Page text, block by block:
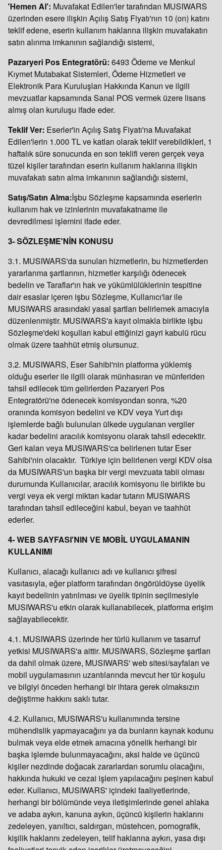
'Hemen Al': Muvafakat Edilen'ler tarafından MUSIWARS
üzerinden esere ilişkin Açılış Satış Fiyatı'nın 10 (on) katını
teklif edene, eserin kullanım haklarına ilişkin muvafakatın
satın alınma imkanının sağlandığı sistemi,
Pazaryeri Pos Entegratörü: 6493 Ödeme ve Menkul
Kıymet Mutabakat Sistemleri, Ödeme Hizmetleri ve
Elektronik Para Kuruluşları Hakkında Kanun ve ilgili
mevzuatlar kapsamında Sanal POS vermek üzere lisans
almış olan kuruluşu ifade eder.
Teklif Ver: Eserler'in Açılış Satış Fiyatı'na Muvafakat
Edilen'lerin 1.000 TL ve katları olarak teklif verebildikleri, 1
haftalık süre sonucunda en son teklifi veren gerçek veya
tüzel kişiler tarafından eserin kullanım haklarına ilişkin
muvafakatı satın alma imkanının sağlandığı sistemi,
Satış/Satın Alma:İşbu Sözleşme kapsamında eserlerin
kullanım hak ve izinlerinin muvafakatname ile
devredilmesi işlemini ifade eder.
3- SÖZLEŞME'NİN KONUSU
3.1. MUSIWARS'da sunulan hizmetlerin, bu hizmetlerden
yararlanma şartlarının, hizmetler karşılığı ödenecek
bedelin ve Taraflar'ın hak ve yükümlülüklerinin tespitine
dair esaslar içeren işbu Sözleşme, Kullanıcı'lar ile
MUSIWARS arasındaki yasal şartları belirlemek amacıyla
düzenlenmiştir. MUSIWARS'a kayıt olmakla birlikte işbu
Sözleşme'deki koşulları kabul ettiğinizi gayri kabulü rücu
olmak üzere taahhüt etmiş olursunuz.
3.2. MUSIWARS, Eser Sahibi'nin platforma yüklemiş
olduğu eserler ile ilgili olarak münhasıran ve münferiden
tahsil edilecek tüm gelirlerden Pazaryeri Pos
Entegratörü'ne ödenecek komisyondan sonra, %20
oranında komisyon bedelini ve KDV veya Yurt dışı
işlemlerde bağlı bulunulan ülkede uygulanan vergiler
kadar bedelini aracılık komisyonu olarak tahsil edecektir.
Geri kalan veya MUSIWARS'ca belirlenen tutar Eser
Sahibi'nin olacaktır. Türkiye için belirlenen vergi KDV olsa
da MUSIWARS'un başka bir vergi mevzuata tabii olması
durumunda Kullanıcılar, aracılık komisyonu ile birlikte bu
vergi veya ek vergi miktarı kadar tutarın MUSIWARS
tarafından tahsil edileceğini kabul, beyan ve taahhüt
ederler.
4- WEB SAYFASI'NIN VE MOBİL UYGULAMANIN
KULLANIMI
Kullanıcı, alacağı kullanıcı adı ve kullanıcı şifresi
vasıtasıyla, eğer platform tarafından öngörüldüyse üyelik
kayıt bedelinin yatırılması ve üyelik tipinin seçilmesiyle
MUSIWARS'u etkin olarak kullanabilecek, platforma erişim
sağlayabilecektir.
4.1. MUSIWARS üzerinde her türlü kullanım ve tasarruf
yetkisi MUSIWARS'a aittir. MUSIWARS, Sözleşme şartları
da dahil olmak üzere, MUSIWARS' web sitesi/sayfaları ve
mobil uygulamasının uzantılarında mevcut her tür koşulu
ve bilgiyi önceden herhangi bir ihtara gerek olmaksızın
değiştirme hakkını saklı tutar.
4.2. Kullanıcı, MUSIWARS'u kullanımında tersine
mühendislik yapmayacağını ya da bunların kaynak kodunu
bulmak veya elde etmek amacına yönelik herhangi bir
başka işlemde bulunmayacağını, aksi halde ve üçüncü
kişiler nezdinde doğacak zararlardan sorumlu olacağını,
hakkında hukuki ve cezai işlem yapılacağını peşinen kabul
eder. Kullanıcı, MUSIWARS' içindeki faaliyetlerinde,
herhangi bir bölümünde veya iletişimlerinde genel ahlaka
ve adaba aykırı, kanuna aykırı, üçüncü kişilerin haklarını
zedeleyen, yanıltıcı, saldırgan, müstehcen, pornografik,
kişilik haklarını zedeleyen, telif haklarına aykırı, yasa dışı